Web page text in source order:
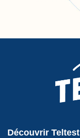
Découvrir Teltest